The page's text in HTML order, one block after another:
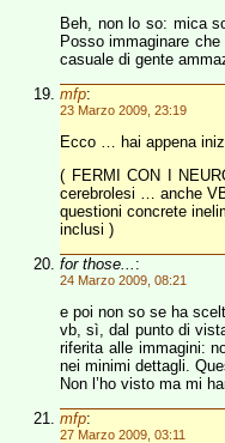
Beh, non lo so: mica
Posso immaginare
casuale di gente
mfp:
23 Marzo 2009, 23:19
Ecco … hai appena
( FERMI CON I
cerebrolesi … anche
questioni concrete
inclusi )
for those... :
24 Marzo 2009, 08:21
e poi non so se ha
vb, sì, dal punto di
riferita alle immagini:
nei minimi dettagli.
Non l’ho visto ma mi
mfp:
27 Marzo 2009, 03:11